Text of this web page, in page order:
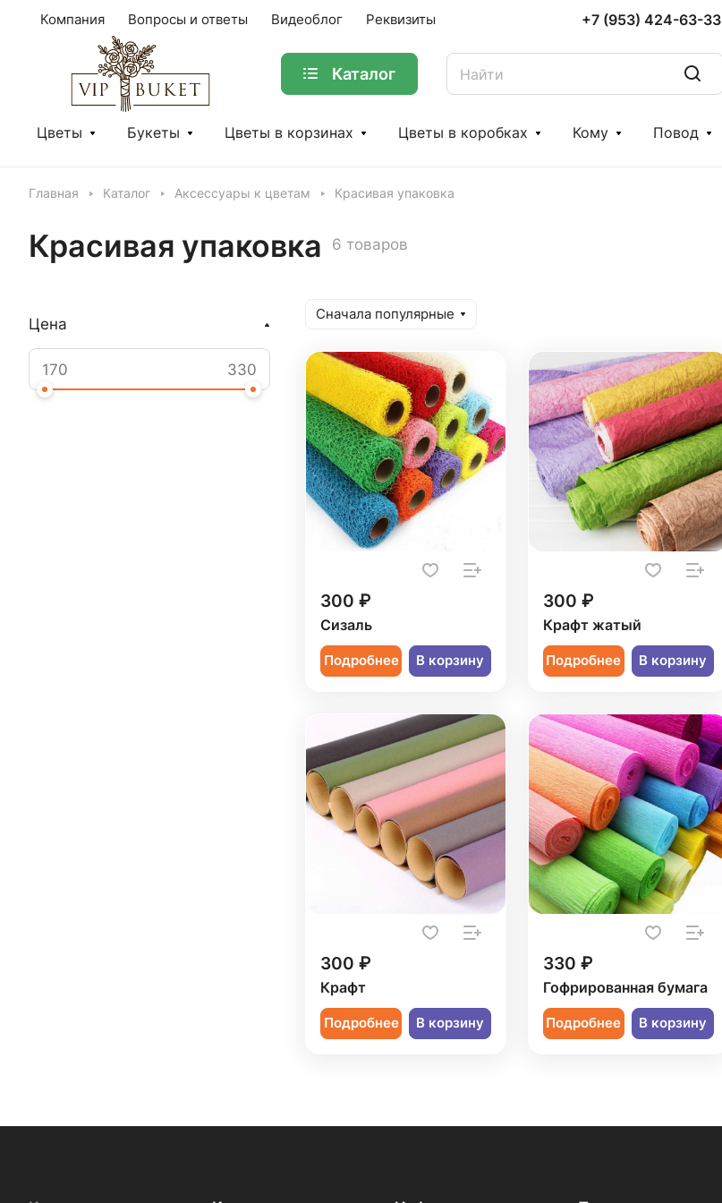
Компания Вопросы и ответы Видеоблог Реквизиты +7 (953) 424-63-33
Каталог
Цветы Букеты Цветы в корзинах Цветы в коробках Кому Повод
Главная Каталог Аксессуары к цветам Красивая упаковка
Красивая упаковка 6 товаров
Сначала популярные
300 ₽
Сизаль
Подробнее В корзину
300 ₽
Крафт жатый
Подробнее В корзину
300 ₽
Крафт
Подробнее В корзину
330 ₽
Гофрированная бумага
Подробнее В корзину
Цена